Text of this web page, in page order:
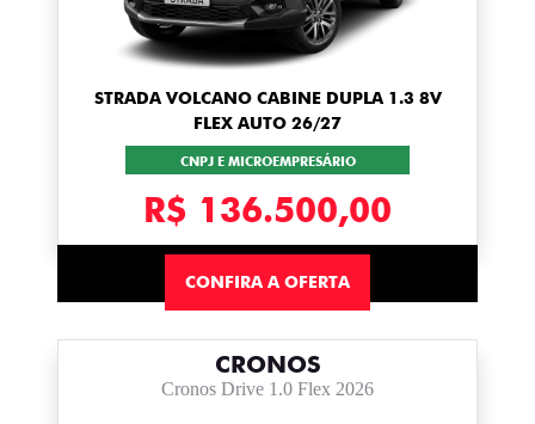
STRADA VOLCANO CABINE DUPLA 1.3 8V
FLEX AUTO 26/27
CNPJ E MICROEMPRESÁRIO
R$ 136.500,00
CONFIRA A OFERTA
CRONOS
Cronos Drive 1.0 Flex 2026